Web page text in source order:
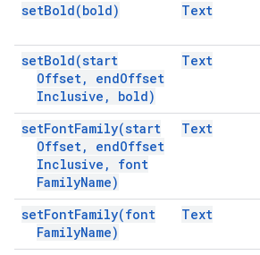
setBold(bold) Text
setBold(start
Offset, endOffset
Inclusive , bold)
Text
setFontFamily(start
Offset, endOffset
Inclusive ,
font
FamilyName)
Text
setFontFamily(font
FamilyName)
Text